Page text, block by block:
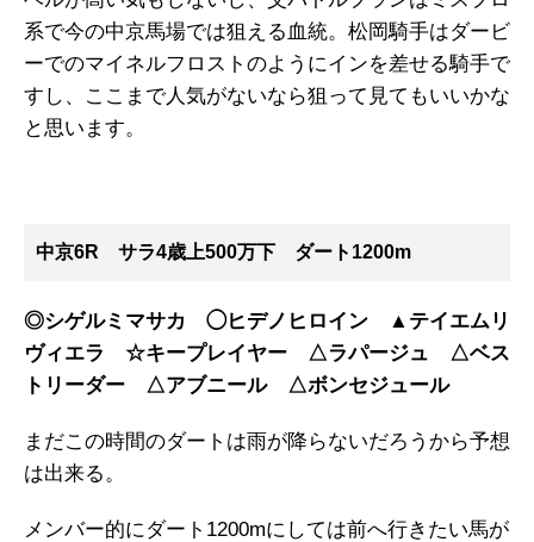
系で今の中京馬場では狙える血統。松岡騎手はダービ
ーでのマイネルフロストのようにインを差せる騎手で
すし、ここまで人気がないなら狙って見てもいいかな
と思います。
中京6R サラ4歳上500万下 ダート1200m
◎シゲルミマサカ ◯ヒデノヒロイン ▲テイエムリ
ヴィエラ ☆キープレイヤー △ラパージュ △ベス
トリーダー △アブニール △ボンセジュール
まだこの時間のダートは雨が降らないだろうから予想
は出来る。
メンバー的にダート1200mにしては前へ行きたい馬が